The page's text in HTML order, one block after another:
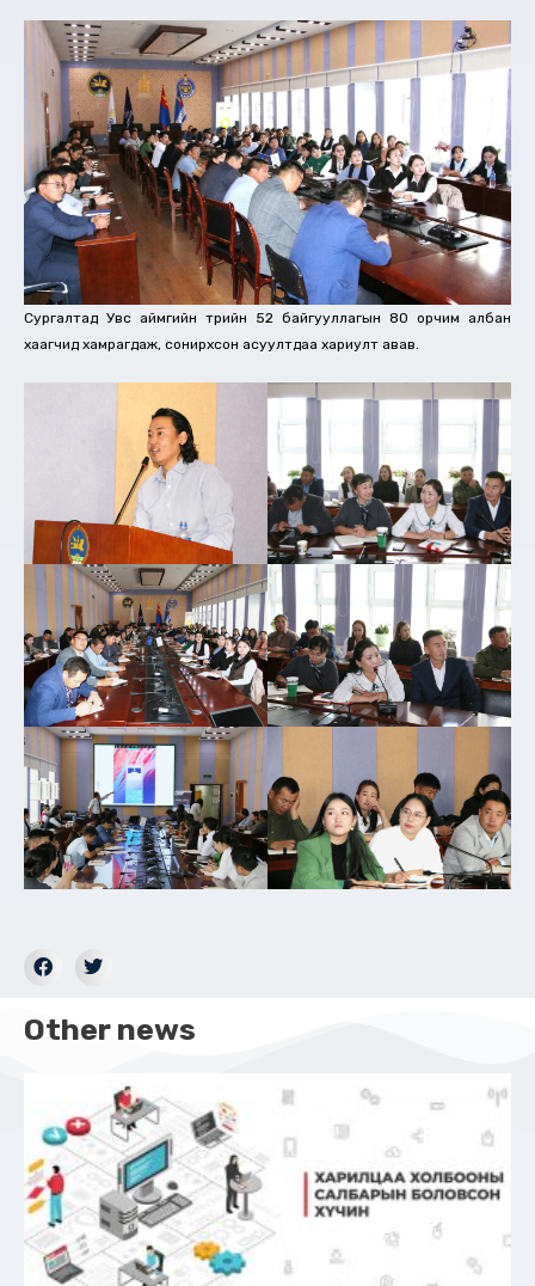
Сургалтад Увс аймгийн төрийн 52 байгууллагын 80 орчим албан
хаагчид хамрагдаж, сонирхсон асуултдаа хариулт авав.
Other news